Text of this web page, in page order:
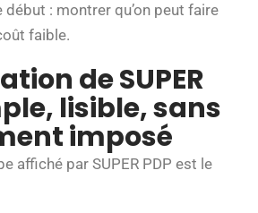
: montrer qu’on peut faire
faible.
de SUPER
lisible, sans
imposé
affiché par SUPER PDP est le